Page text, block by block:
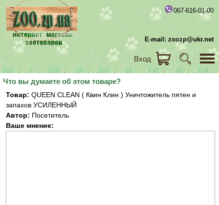
067-616-01-00
E-mail: zoozp@ukr.net
Вход
Что вы думаете об этом товаре?
Товар: QUEEN CLEAN ( Квин Клин ) Уничтожитель пятен и
запахов УСИЛЕННЫЙ
Автор: Посетитель
Ваше мнение: